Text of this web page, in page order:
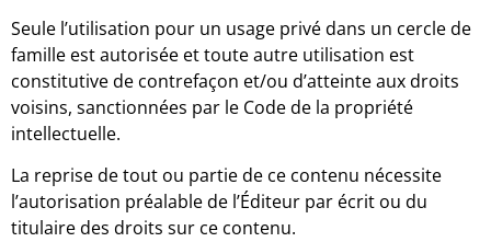
Seule l’utilisation pour un usage privé dans un cercle de
famille est autorisée et toute autre utilisation est
constitutive de contrefaçon et/ou d’atteinte aux droits
voisins, sanctionnées par le Code de la propriété
intellectuelle.
La reprise de tout ou partie de ce contenu nécessite
l’autorisation préalable de l’Éditeur par écrit ou du
titulaire des droits sur ce contenu.